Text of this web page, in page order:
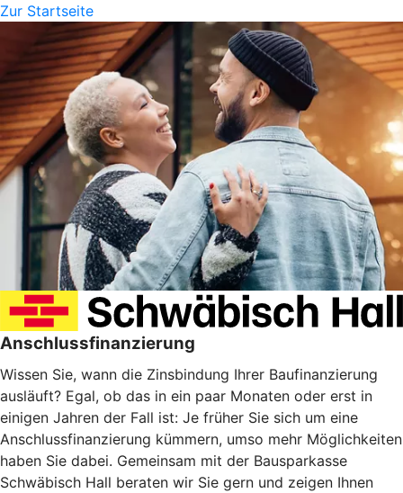
Zur Startseite
Anschlussfinanzierung
Wissen Sie, wann die Zinsbindung Ihrer Baufinanzierung
ausläuft? Egal, ob das in ein paar Monaten oder erst in
einigen Jahren der Fall ist: Je früher Sie sich um eine
Anschlussfinanzierung kümmern, umso mehr Möglichkeiten
haben Sie dabei. Gemeinsam mit der Bausparkasse
Schwäbisch Hall beraten wir Sie gern und zeigen Ihnen